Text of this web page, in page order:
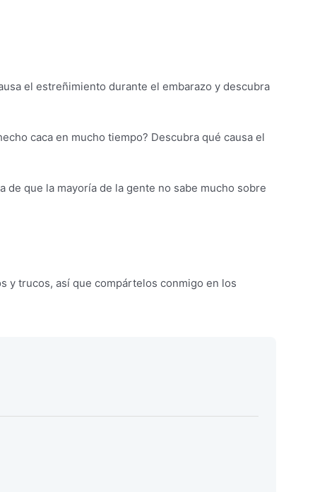
el estreñimiento durante el embarazo y descubra
caca en mucho tiempo? Descubra qué causa el
de que la mayoría de la gente no sabe mucho sobre
y trucos, así que compártelos conmigo en los